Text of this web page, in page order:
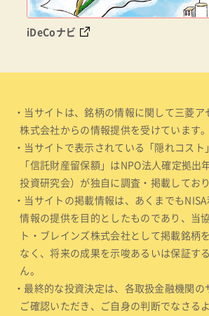
iDeCoナビ
・当サイトは、銘柄の情報に関して三菱
株式会社からの情報提供を受けています。
・当サイトで表示されている「隠れコスト
「信託財産留保額」はNPO法人確定拠出
投資研究会）が独自に調査・掲載しており
・当サイトの掲載情報は、あくまでも
情報の提供を目的としたものであり、当
ト・ブレインズ株式会社として掲載銘柄
なく、将来の成果を示唆あるいは保証す
ん。
・最終的な投資決定は、各取扱金融機関
ご確認いただき、ご自身の判断でなさる